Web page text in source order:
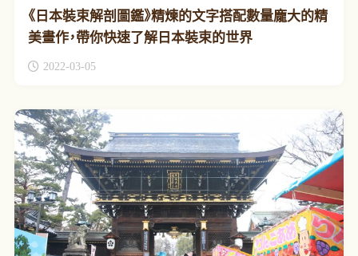
《日本裝束解剖圖鑑》精煉的文字搭配數量龐大的精
美畫作，帶你快速了解日本裝束的世界
2022-03-05